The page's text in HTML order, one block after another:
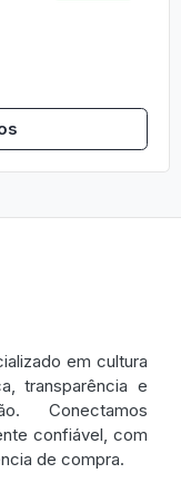
em cultura
transparência e
Conectamos
confiável, com
de compra.